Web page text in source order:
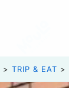
TRIP & EAT